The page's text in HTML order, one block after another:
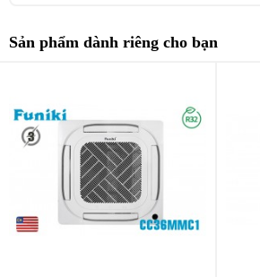
từng sợi vải, mang lại cảm giác dễ chịu khi
vệ quần áo luôn bền đẹp theo thời gian.
Sản phẩm dành riêng cho bạn